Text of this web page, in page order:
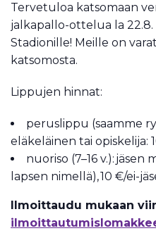
Tervetuloa katsomaan
jalkapallo-ottelua la 22.8.
Stadionille! Meille on
katsomosta.
Lippujen hinnat:
peruslippu (saamme
eläkeläinen tai opiskelija:
nuoriso (7–16 v.): jäsen
lapsen nimellä), 10 €/ei-
Ilmoittaudu mukaan